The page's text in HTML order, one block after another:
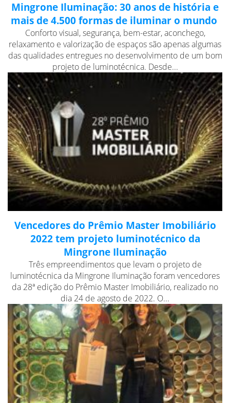
Mingrone Iluminação: 30 anos de história e
mais de 4.500 formas de iluminar o mundo
Conforto visual, segurança, bem-estar, aconchego,
relaxamento e valorização de espaços são apenas algumas
das qualidades entregues no desenvolvimento de um bom
projeto de luminotécnica. Desde...
Vencedores do Prêmio Master Imobiliário
2022 tem projeto luminotécnico da
Mingrone Iluminação
Três empreendimentos que levam o projeto de
luminotécnica da Mingrone Iluminação foram vencedores
da 28ª edição do Prêmio Master Imobiliário, realizado no
dia 24 de agosto de 2022. O...